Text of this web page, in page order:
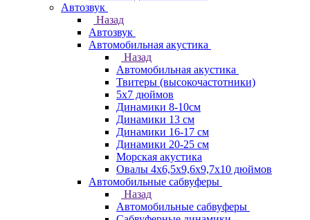
Автозвук
Назад
Автозвук
Автомобильная акустика
Назад
Автомобильная акустика
Твитеры (высокочастотники)
5x7 дюймов
Динамики 8-10см
Динамики 13 см
Динамики 16-17 см
Динамики 20-25 см
Морская акустика
Овалы 4х6,5х9,6x9,7х10 дюймов
Автомобильные сабвуферы
Назад
Автомобильные сабвуферы